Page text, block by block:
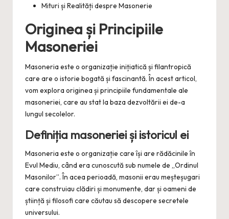
Mituri și Realități despre Masonerie
Originea și Principiile
Masoneriei
Masoneria este o organizație inițiatică și filantropică
care are o istorie bogată și fascinantă. În acest articol,
vom explora originea și principiile fundamentale ale
masoneriei, care au stat la baza dezvoltării ei de-a
lungul secolelor.
Definiția masoneriei și istoricul ei
Masoneria este o organizație care își are rădăcinile în
Evul Mediu, când era cunoscută sub numele de „Ordinul
Masonilor”. În acea perioadă, masonii erau meșteșugari
care construiau clădiri și monumente, dar și oameni de
știință și filosofi care căutau să descopere secretele
universului.